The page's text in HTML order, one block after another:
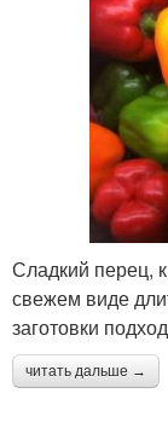
Сладкий перец,
свежем виде
заготовки
читать дальше →